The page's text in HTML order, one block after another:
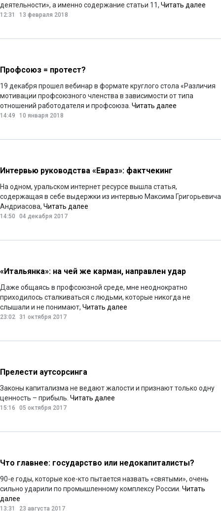
деятельности», а именно содержание статьи 11, Читать далее
12:31 13 февраля 2018
Профсоюз = протест?
19 декабря прошел вебинар в формате круглого стола «Различия
мотивации профсоюзного членства в зависимости от типа
отношений работодателя и профсоюза. Читать далее
14:49 10 января 2018
Интервью руководства «Евраз»: фактчекинг
На одном, уральском интернет ресурсе вышла статья,
содержащая в себе выдержки из интервью Максима Григорьевича
Андриасова, Читать далее
14:50 04 декабря 2017
«Итальянка»: на чей же карман, направлен удар
Даже общаясь в профсоюзной среде, мне неоднократно
приходилось сталкиваться с людьми, которые никогда не
слышали и не понимают, Читать далее
23:02 31 октября 2017
Прелести аутсорсинга
Законы капитализма не ведают жалости и признают только одну
ценность – прибыль. Читать далее
15:16 05 октября 2017
Что главнее: государство или недокапиталисты?
90-е годы, которые кое-кто пытается назвать «святыми», очень
сильно ударили по промышленному комплексу России. Читать
далее
13:31 23 августа 2017